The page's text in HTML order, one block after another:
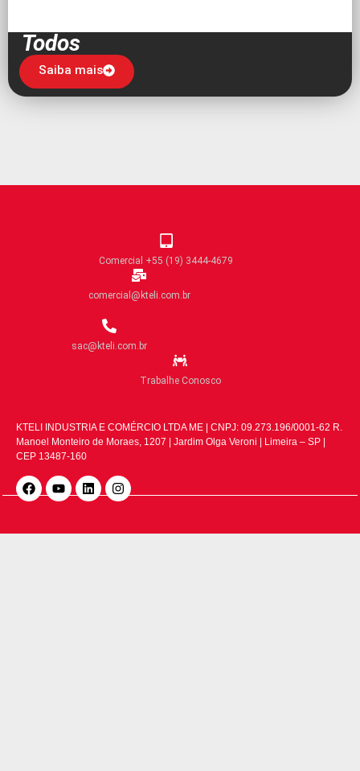
Todos
Saiba mais
Comercial +55 (19) 3444-4679
comercial@kteli.com.br
sac@kteli.com.br
Trabalhe Conosco
KTELI INDUSTRIA E COMÉRCIO LTDA ME | CNPJ: 09.273.196/0001-62 R.
Manoel Monteiro de Moraes, 1207 | Jardim Olga Veroni | Limeira – SP |
CEP 13487-160